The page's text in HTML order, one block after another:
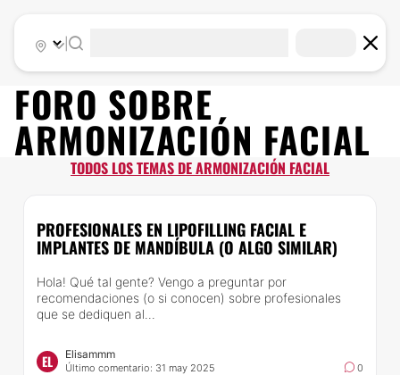
|
FORO SOBRE
ARMONIZACIÓN FACIAL
TODOS LOS TEMAS DE ARMONIZACIÓN FACIAL
PROFESIONALES EN LIPOFILLING FACIAL E
IMPLANTES DE MANDÍBULA (O ALGO SIMILAR)
Hola! Qué tal gente? Vengo a preguntar por
recomendaciones (o si conocen) sobre profesionales
que se dediquen al...
EL Elisammm
Último comentario: 31 may 2025 0